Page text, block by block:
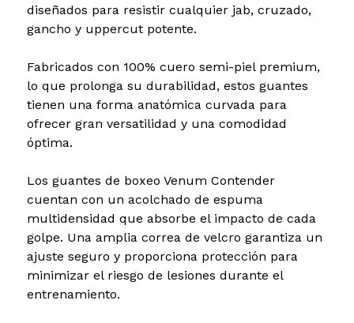
diseñados para resistir cualquier jab, cruzado,
gancho y uppercut potente.
Fabricados con 100% cuero semi-piel premium,
lo que prolonga su durabilidad, estos guantes
tienen una forma anatómica curvada para
ofrecer gran versatilidad y una comodidad
óptima.
Los guantes de boxeo Venum Contender
cuentan con un acolchado de espuma
multidensidad que absorbe el impacto de cada
golpe. Una amplia correa de velcro garantiza un
ajuste seguro y proporciona protección para
minimizar el riesgo de lesiones durante el
entrenamiento.